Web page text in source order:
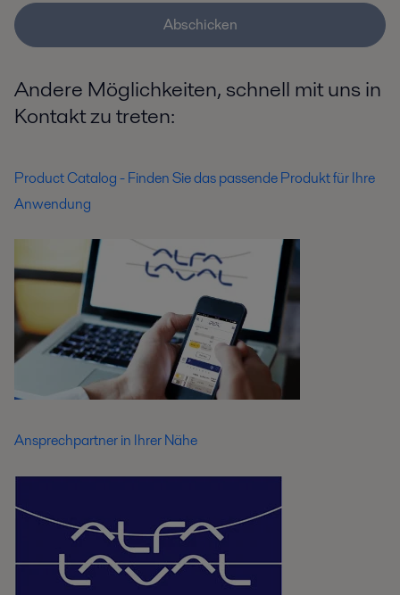
Abschicken
Andere Möglichkeiten, schnell mit uns in
Kontakt zu treten:
Product Catalog - Finden Sie das passende Produkt für Ihre
Anwendung
Ansprechpartner in Ihrer Nähe